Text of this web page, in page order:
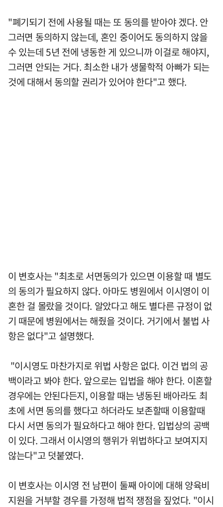
"폐기되기 전에 사용될 때는 또 동의를 받아야 겠다. 안
그러면 동의하지 않는데, 혼인 중이어도 동의하지 않을
수 있는데 5년 전에 냉동한 게 있으니까 이걸로 해야지,
그러면 안되는 거다. 최소한 내가 생물학적 아빠가 되는
것에 대해서 동의할 권리가 있어야 한다"고 했다.
이 변호사는 "최초로 서면동의가 있으면 이용할 때 별도
의 동의가 필요하지 않다. 아마도 병원에서 이시영이 이
혼한 걸 몰랐을 것이다. 알았다고 해도 별다른 규정이 없
기 때문에 병원에서는 해줬을 것이다. 거기에서 불법 사
항은 없다"고 설명했다.
"이시영도 마찬가지로 위법 사항은 없다. 이건 법의 공
백이라고 봐야 한다. 앞으로는 입법을 해야 한다. 이혼할
경우에는 안된다든지, 이용할 때는 냉동된 배아라도 최
초에 서면 동의를 했다고 하더라도 보존할때 이용할때
다시 서면 동의가 필요하다고 해야 한다. 입법상의 공백
이 있다. 그래서 이시영의 행위가 위법하다고 보여지지
않는다"고 덧붙였다.
이 변호사는 이시영 전 남편이 둘째 아이에 대해 양육비
지원을 거부할 경우를 가정해 법적 쟁점을 짚었다. "이시